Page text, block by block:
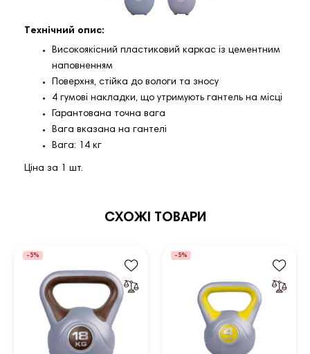
Технічний опис:
Високоякісний пластиковий каркас із цементним
наповненням
Поверхня, стійка до вологи та зносу
4 гумові накладки, що утримують гантель на місці
Гарантована точна вага
Вага вказана на гантелі
Вага: 14 кг
Ціна за 1 шт.
СХОЖІ ТОВАРИ
-5% -5%